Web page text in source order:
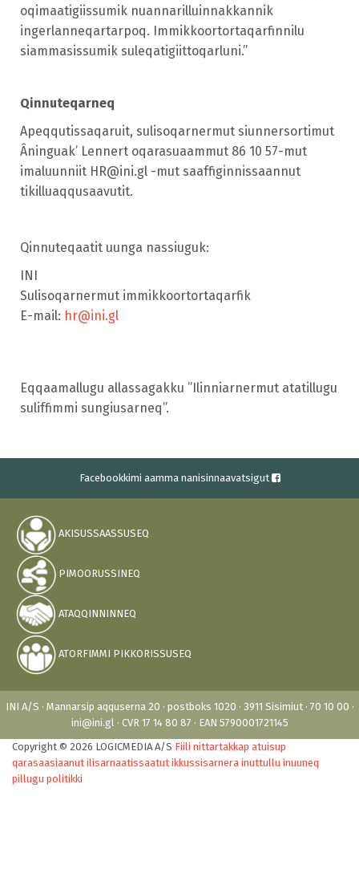
oqimaatigiissumik nuannarilluinnakkannik
ingerlanneqartarpoq. Immikkoortortaqarfinnilu
siammasissumik suleqatigiittoqarluni.”
Qinnuteqarneq
Apeqqutissaqaruit, sulisoqarnermut siunnersortimut
Âninguak’ Lennert oqarasuaammut 86 10 57-mut
imaluunniit HR@ini.gl -mut saaffiginnissaannut
tikilluaqqusaavutit.
Qinnuteqaatit uunga nassiuguk:
INI
Sulisoqarnermut immikkoortortaqarfik
E-mail: hr@ini.gl
Eqqaamallugu allassagakku ”Ilinniarnermut atatillugu
suliffimmi sungiusarneq”.
Facebookkimi aamma nanisinnaavatsigut
AKISUSSAASSUSEQ
PIMOORUSSINEQ
ATAQQINNINNEQ
ATORFIMMI PIKKORISSUSEQ
INI A/S · Mannarsip aqquserna 20 · postboks 1020 · 3911 Sisimiut · 70 10 00 ·
ini@ini.gl · CVR 17 14 80 87 · EAN 5790001721145
Copyright © 2026 LOGICMEDIA A/S Fiili nittartakkap atuisup
qarasaasiaanut ilisarnaatissaatut ikkussisarnera inuttullu inuuneq
pillugu politikki